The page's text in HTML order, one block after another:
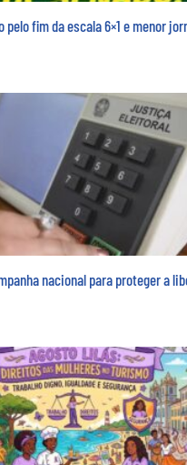
pelo fim da escala 6×1 e menor
nacional para proteger a